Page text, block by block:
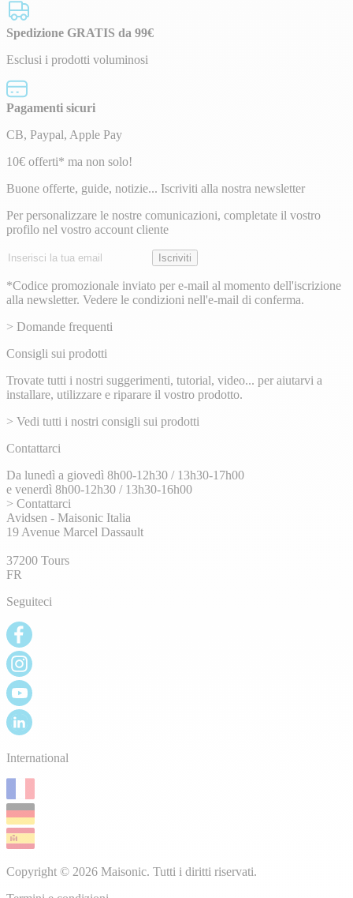
Spedizione GRATIS da 99€
Esclusi i prodotti voluminosi
Pagamenti sicuri
CB, Paypal, Apple Pay
Newsletter
10€ offerti* ma non solo!
Buone offerte, guide, notizie... Iscriviti alla nostra newsletter
Per personalizzare le nostre comunicazioni, completate il vostro
profilo nel vostro account cliente
Indirizzo
Iscriviti
*Codice promozionale inviato per e-mail al momento dell'iscrizione
alla newsletter. Vedere le condizioni nell'e-mail di conferma.
> Domande frequenti
Consigli sui prodotti
Trovate tutti i nostri suggerimenti, tutorial, video... per aiutarvi a
installare, utilizzare e riparare il vostro prodotto.
> Vedi tutti i nostri consigli sui prodotti
Contattarci
Da lunedì a giovedì 8h00-12h30 / 13h30-17h00
e venerdì 8h00-12h30 / 13h30-16h00
> Contattarci
Avidsen - Maisonic Italia
19 Avenue Marcel Dassault
37200 Tours
FR
Seguiteci
International
Copyright © 2026 Maisonic. Tutti i diritti riservati.